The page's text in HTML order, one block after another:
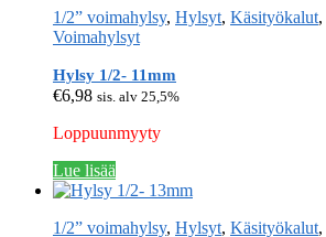
1/2” voimahylsy, Hylsyt, Käsityökalut,
Voimahylsyt
Hylsy 1/2- 11mm
€6,98 sis. alv 25,5%
Loppuunmyyty
Lue lisää
1/2” voimahylsy, Hylsyt, Käsityökalut,